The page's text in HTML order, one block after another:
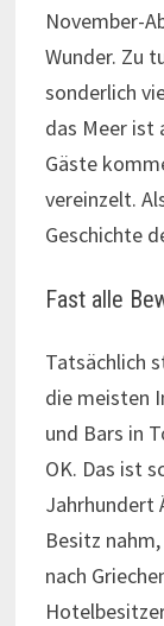
November-
Wunder. Zu
sonderlich
das Meer ist
Gäste
vereinzelt.
Geschichte
Fast alle
Tatsächlich
die meisten
und Bars in
OK. Das ist
Jahrhundert
Besitz
nach